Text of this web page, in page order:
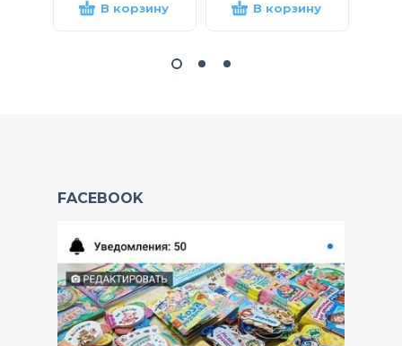
В корзину В корзину
FACEBOOK